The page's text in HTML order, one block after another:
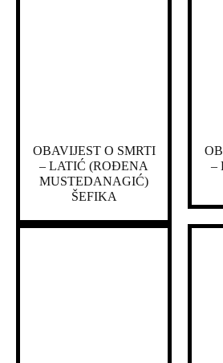
OBAVIJEST O SMRTI
– LATIĆ (ROĐENA
MUSTEDANAGIĆ)
ŠEFIKA
–